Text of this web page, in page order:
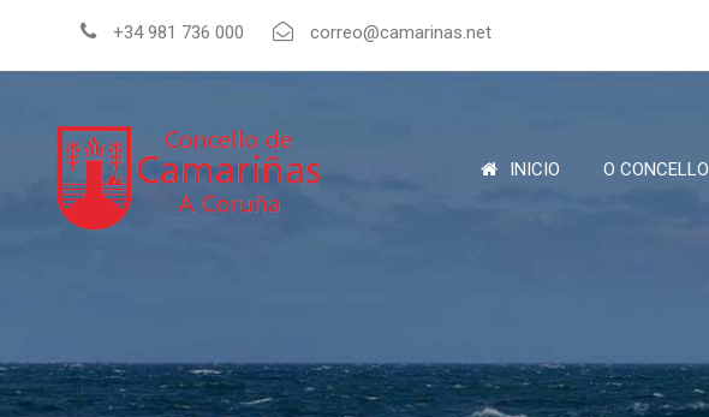
+34 981 736 000 correo@camarinas.net
INICIO O CONCELLO